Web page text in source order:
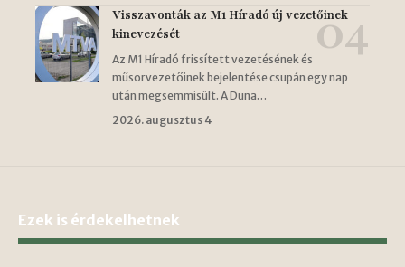
Visszavonták az M1 Híradó új vezetőinek
kinevezését
Az M1 Híradó frissített vezetésének és
műsorvezetőinek bejelentése csupán egy nap
után megsemmisült. A Duna…
2026. augusztus 4
Ezek is érdekelhetnek